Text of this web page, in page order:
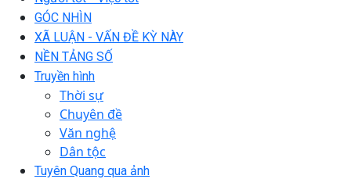
GÓC NHÌN
XÃ LUẬN - VẤN ĐỀ KỲ NÀY
NỀN TẢNG SỐ
Truyền hình
Thời sự
Chuyên đề
Văn nghệ
Dân tộc
Tuyên Quang qua ảnh